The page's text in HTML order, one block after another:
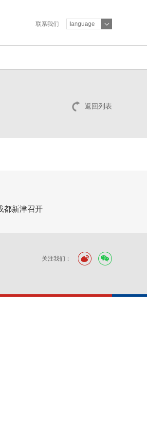
联系我们 language
返回列表
都新津召开
关注我们：